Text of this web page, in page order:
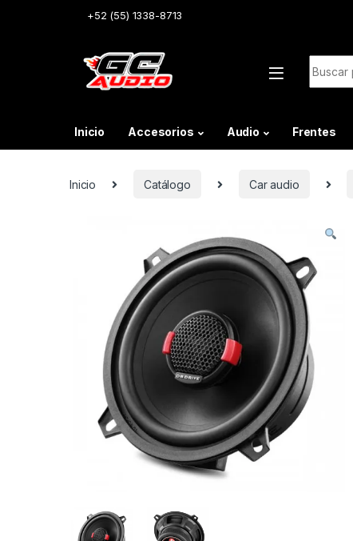
+52 (55) 1338-8713
Inicio Accesorios Audio Frentes
Inicio Catálogo Car audio